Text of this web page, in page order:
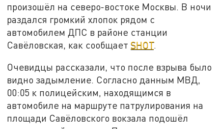
произошёл на северо-востоке Москвы. В ночи
раздался громкий хлопок рядом с
автомобилем ДПС в районе станции
Савёловская, как сообщаетSHOT.
Очевидцы рассказали, что после взрыва было
видно задымление. Согласно данным МВД,
00:05 к полицейским, находящимся в
автомобиле на маршруте патрулирования на
площади Савёловского вокзала подошёл